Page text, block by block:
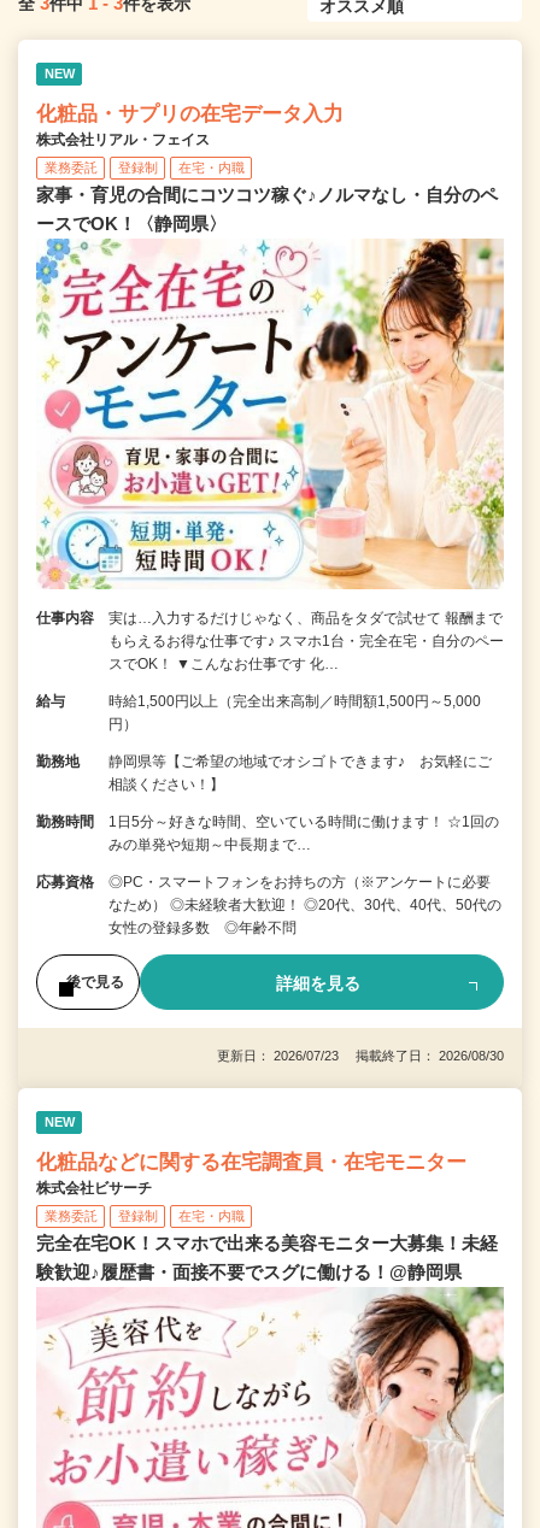
NEW
化粧品・サプリの在宅データ入力
株式会社リアル・フェイス
業務委託 登録制 在宅・内職
家事・育児の合間にコツコツ稼ぐ♪ノルマなし・自分のペ
ースでOK！〈静岡県〉
仕事内容
実は…入力するだけじゃなく、商品をタダで試せて 報酬まで
もらえるお得な仕事です♪ スマホ1台・完全在宅・自分のペー
スでOK！ ▼こんなお仕事です 化…
給与
時給1,500円以上（完全出来高制／時間額1,500円～5,000
円）
勤務地
静岡県等【ご希望の地域でオシゴトできます♪ お気軽にご
相談ください！】
勤務時間
1日5分～好きな時間、空いている時間に働けます！ ☆1回の
みの単発や短期～中長期まで…
応募資格
◎PC・スマートフォンをお持ちの方（※アンケートに必要
なため） ◎未経験者大歓迎！ ◎20代、30代、40代、50代の
女性の登録多数 ◎年齢不問
後で見る 詳細を見る
更新日： 2026/07/23 掲載終了日： 2026/08/30
NEW
化粧品などに関する在宅調査員・在宅モニター
株式会社ビサーチ
業務委託 登録制 在宅・内職
完全在宅OK！スマホで出来る美容モニター大募集！未経
験歓迎♪履歴書・面接不要でスグに働ける！@静岡県